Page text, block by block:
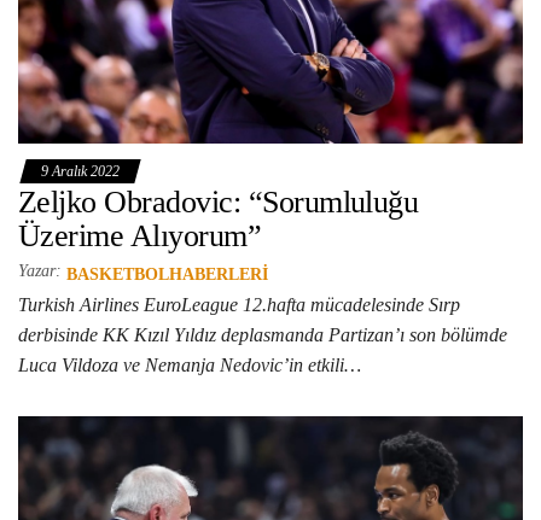
9 Aralık 2022
Zeljko Obradovic: “Sorumluluğu
Üzerime Alıyorum”
Yazar: BASKETBOLHABERLERI
Turkish Airlines EuroLeague 12.hafta mücadelesinde Sırp
derbisinde KK Kızıl Yıldız deplasmanda Partizan’ı son bölümde
Luca Vildoza ve Nemanja Nedovic’in etkili…